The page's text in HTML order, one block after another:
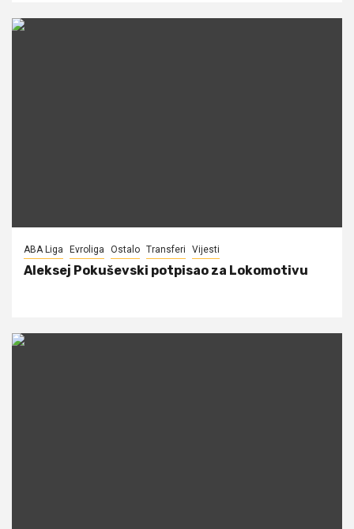
ABA Liga Evroliga Ostalo Transferi Vijesti
Aleksej Pokuševski potpisao za Lokomotivu